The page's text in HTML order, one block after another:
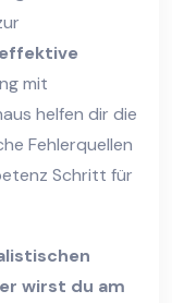
effektive
mit
helfen dir die
Fehlerquellen
Schritt für
wirst du am